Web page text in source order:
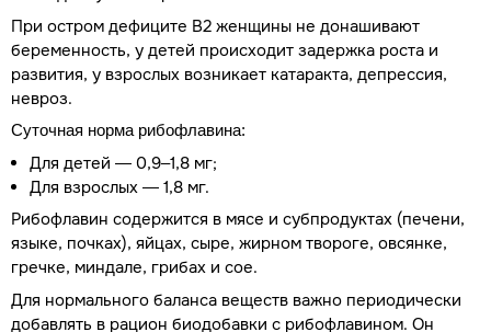
При остром дефиците В2 женщины не донашивают
беременность, у детей происходит задержка роста и
развития, у взрослых возникает катаракта, депрессия,
невроз.
Суточная норма рибофлавина:
Для детей — 0,9–1,8 мг;
Для взрослых — 1,8 мг.
Рибофлавин содержится в мясе и субпродуктах (печени,
языке, почках), яйцах, сыре, жирном твороге, овсянке,
гречке, миндале, грибах и сое.
Для нормального баланса веществ важно периодически
добавлять в рацион биодобавки с рибофлавином. Он